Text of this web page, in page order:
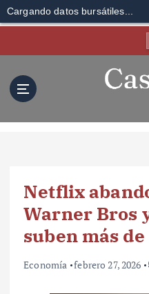
Cargando datos bursátiles...
Netflix
Warner Bros
suben más de
Economía febrero 27, 2026